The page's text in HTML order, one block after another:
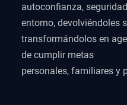
autoconfianza,
entorno, devolviéndoles
transformándolos en
de cumplir metas
personales, familiares y